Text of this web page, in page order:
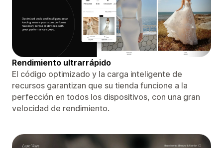
Rendimiento ultrarrápido
El código optimizado y la carga inteligente de
recursos garantizan que su tienda funcione a la
perfección en todos los dispositivos, con una gran
velocidad de rendimiento.